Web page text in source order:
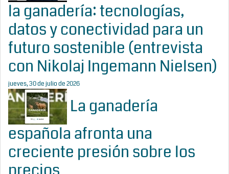
la ganadería: tecnologías,
datos y conectividad para un
futuro sostenible (entrevista
con Nikolaj Ingemann Nielsen)
jueves, 30 de julio de 2026
La ganadería
española afronta una
creciente presión sobre los